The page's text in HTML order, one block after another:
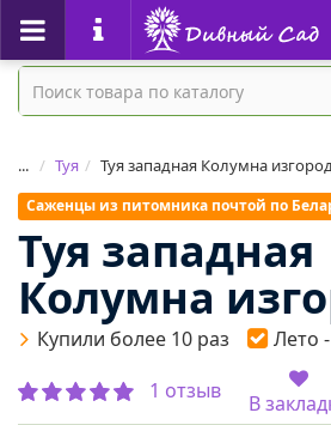
... Туя Туя западная Колумна
Саженцы из питомника почтой по
Туя западная
Колумна
Купили более 10 раз
Лето
1 отзыв
В